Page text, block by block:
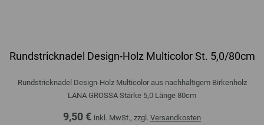
Rundstricknadel Design-Holz Multicolor St. 5,0/80cm
Rundstricknadel Design-Holz Multicolor aus nachhaltigem Birkenholz
LANA GROSSA Stärke 5,0 Länge 80cm
9,50 € inkl. MwSt., zzgl. Versandkosten